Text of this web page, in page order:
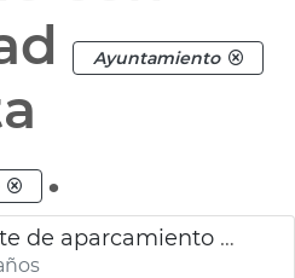
Ayuntamiento
.
Sistema inteligente de aparcamiento urbano